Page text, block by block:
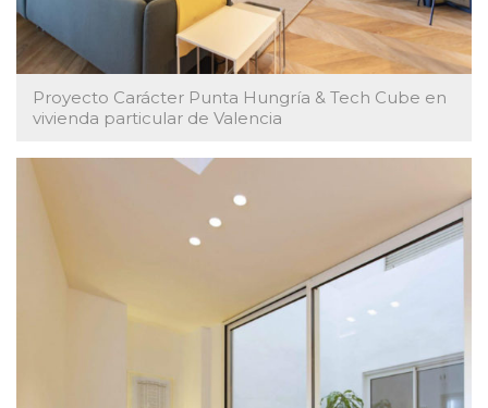
Proyecto Carácter Punta Hungría & Tech Cube en
vivienda particular de Valencia